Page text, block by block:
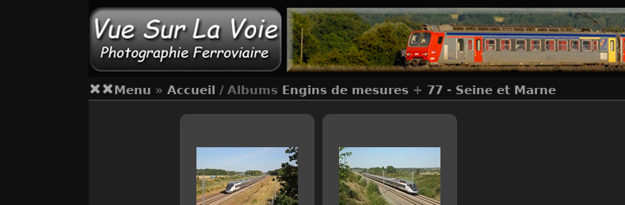
Menu » Accueil / Albums Engins de mesures + 77 - Seine et Marne